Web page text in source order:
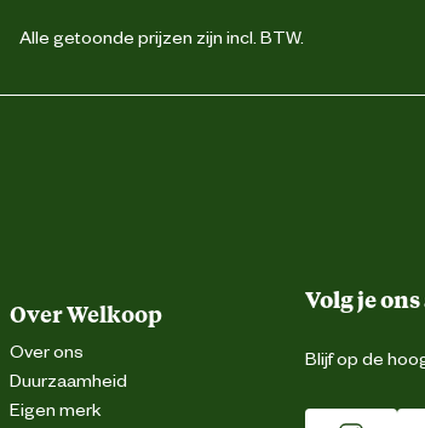
Alle getoonde prijzen zijn incl. BTW.
Over Welkoop
Over ons
Duurzaamheid
Eigen merk
Volg je ons
Blijf op de